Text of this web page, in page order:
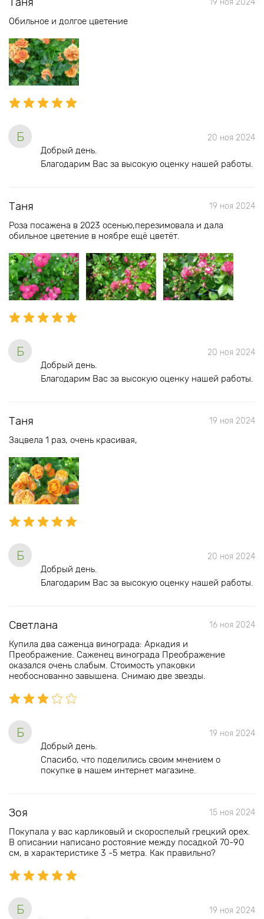
19 ноя 2024
Обильное и долгое цветение
Б 20 ноя 2024
Добрый день.
Благодарим Вас за высокую оценку нашей работы.
Таня 19 ноя 2024
Роза посажена в 2023 осенью,перезимовала и дала
обильное цветение в ноябре ещё цветёт.
Б 20 ноя 2024
Добрый день.
Благодарим Вас за высокую оценку нашей работы.
Таня 19 ноя 2024
Зацвела 1 раз, очень красивая,
Б 20 ноя 2024
Добрый день.
Благодарим Вас за высокую оценку нашей работы.
Светлана 16 ноя 2024
Купила два саженца винограда: Аркадия и
Преображение. Саженец винограда Преображение
оказался очень слабым. Стоимость упаковки
необоснованно завышена. Снимаю две звезды.
Б 19 ноя 2024
Добрый день.
Спасибо, что поделились своим мнением о
покупке в нашем интернет магазине.
Зоя 15 ноя 2024
Покупала у вас карликовый и скороспелый грецкий орех.
В описании написано ростояние между посадкой 70-90
см, в характеристике 3 -5 метра. Как правильно?
Б 19 ноя 2024